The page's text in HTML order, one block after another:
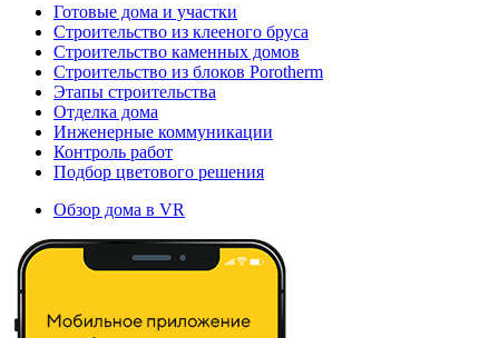
Готовые дома и участки
Строительство из клееного бруса
Строительство каменных домов
Строительство из блоков Porotherm
Этапы строительства
Отделка дома
Инженерные коммуникации
Контроль работ
Подбор цветового решения
Обзор дома в VR